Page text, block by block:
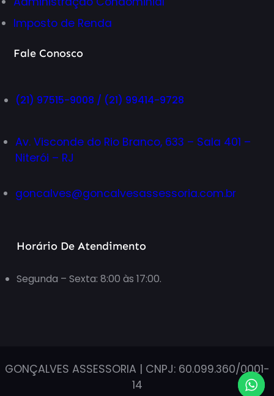
Imposto de Renda
Fale Conosco
(21) 97515-9008 / (21) 99414-9728
Av. Visconde do Rio Branco, 633 – Sala 401 –
Niterói – RJ
goncalves@goncalvesassessoria.com.br
Horário De Atendimento
Segunda – Sexta: 8:00 às 17:00.
GONÇALVES ASSESSORIA | CNPJ: 60.099.360/0001-
14